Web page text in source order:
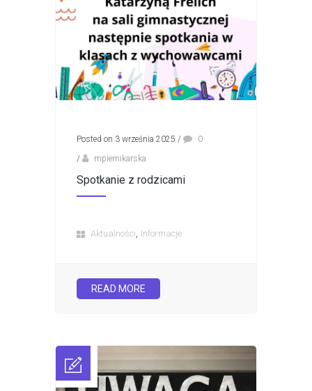
Posted on 3 września 2025 /
0
/
mpiernikarska
Spotkanie z rodzicami
Aktualności, Informacje
READ MORE